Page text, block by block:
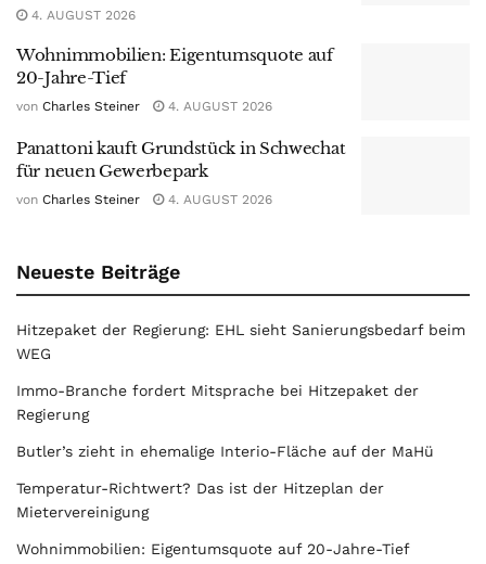
4. AUGUST 2026
Wohnimmobilien: Eigentumsquote auf
20-Jahre-Tief
von Charles Steiner 4. AUGUST 2026
Panattoni kauft Grundstück in Schwechat
für neuen Gewerbepark
von Charles Steiner 4. AUGUST 2026
Neueste Beiträge
Hitzepaket der Regierung: EHL sieht Sanierungsbedarf beim
WEG
Immo-Branche fordert Mitsprache bei Hitzepaket der
Regierung
Butler’s zieht in ehemalige Interio-Fläche auf der MaHü
Temperatur-Richtwert? Das ist der Hitzeplan der
Mietervereinigung
Wohnimmobilien: Eigentumsquote auf 20-Jahre-Tief